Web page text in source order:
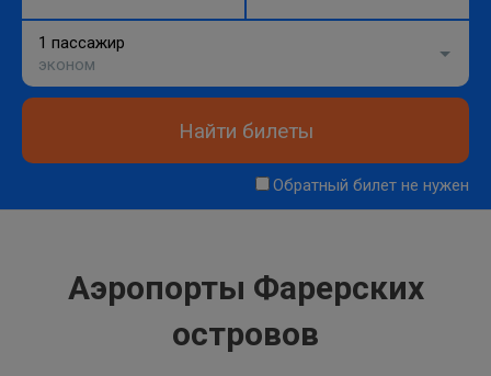
1 пассажир
эконом
Найти билеты
Обратный билет не нужен
Аэропорты Фарерских
островов